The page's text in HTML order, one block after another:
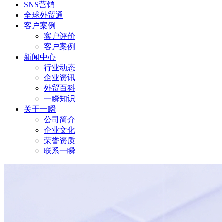
SNS营销
全球外贸通
客户案例
客户评价
客户案例
新闻中心
行业动态
企业资讯
外贸百科
一瞬知识
关于一瞬
公司简介
企业文化
荣誉资质
联系一瞬